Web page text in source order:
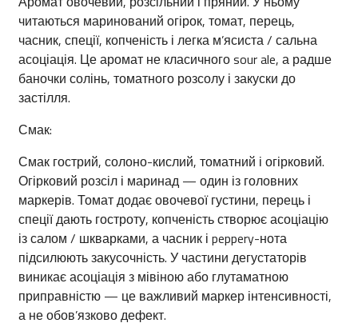
читаються маринований огірок, томат, перець,
часник, спеції, копченість і легка м’ясиста / сальна
асоціація. Це аромат не класичного sour ale, а радше
баночки солінь, томатного розсолу і закуски до
застілля.
Смак:
Смак гострий, солоно-кислий, томатний і огірковий.
Огірковий розсіл і маринад — один із головних
маркерів. Томат додає овочевої густини, перець і
спеції дають гостроту, копченість створює асоціацію
із салом / шкварками, а часник і peppery-нота
підсилюють закусочність. У частини дегустаторів
виникає асоціація з мівіною або глутаматною
приправністю — це важливий маркер інтенсивності,
а не обов’язково дефект.